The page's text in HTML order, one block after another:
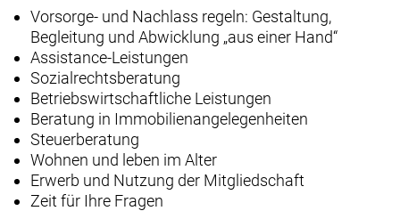
Vorsorge- und Nachlass regeln: Gestaltung,
Begleitung und Abwicklung „aus einer Hand“
Assistance-Leistungen
Sozialrechtsberatung
Betriebswirtschaftliche Leistungen
Beratung in Immobilienangelegenheiten
Steuerberatung
Wohnen und leben im Alter
Erwerb und Nutzung der Mitgliedschaft
Zeit für Ihre Fragen